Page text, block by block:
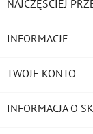
NAJCZĘŚCIEJ
INFORMACJE
TWOJE KONTO
INFORMACJA O